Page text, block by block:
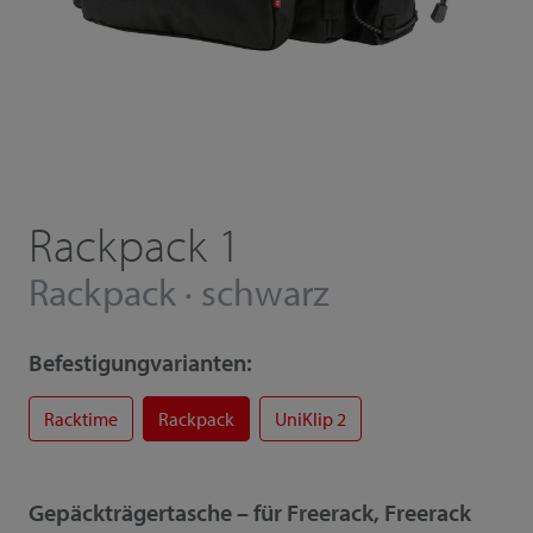
Rackpack 1
Rackpack · schwarz
Befestigungvarianten:
Racktime Rackpack UniKlip 2
Gepäckträgertasche – für Freerack, Freerack